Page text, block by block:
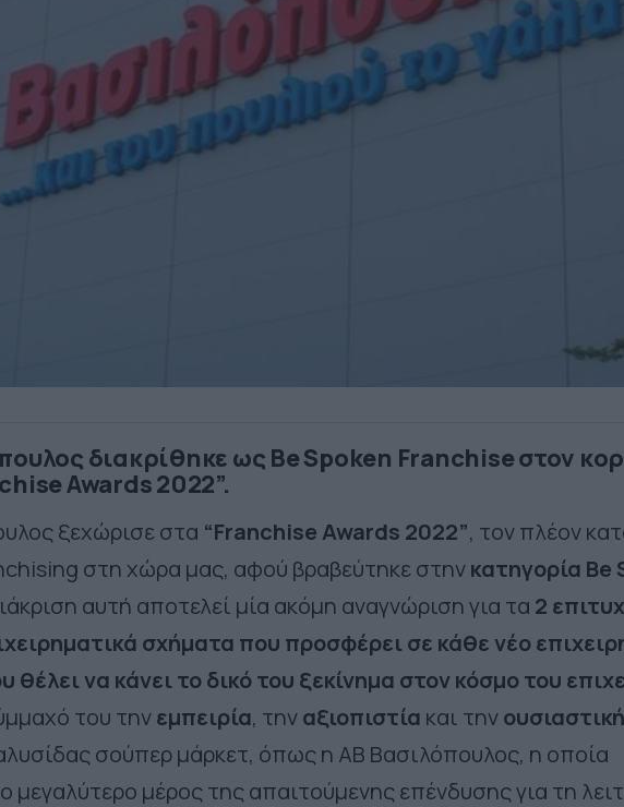
διακρίθηκε ως Be Spoken Franchise στον
Awards 2022”.
ξεχώρισε στα “Franchise Awards 2022”, τον πλέον
στη χώρα μας, αφού βραβεύτηκεστηνκατηγορία Be
αυτή αποτελεί μία ακόμη αναγνώριση για τα 2
σχήματα που προσφέρει σε κάθε νέο
να κάνει το δικό του ξεκίνημα στον κόσμο του
του τηνεμπειρία, τηναξιοπιστία και την
σούπερ μάρκετ, όπως η ΑΒ Βασιλόπουλος, η οποία
μεγαλύτερο μέρος της απαιτούμενης επένδυσης για τη